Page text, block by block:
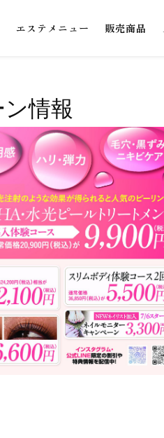
エステメニュー 販売商品
情報